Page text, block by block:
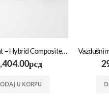
Prime Dent – Hybrid Composite 4.5mg
рсд
U KORPU